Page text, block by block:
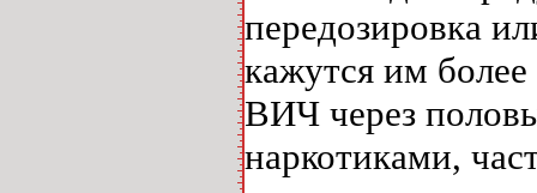
передозировка
кажутся им
ВИЧ через
наркотиками,